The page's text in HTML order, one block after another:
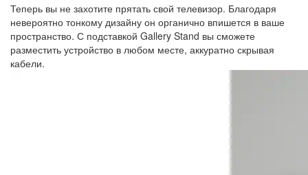
Теперь вы не захотите прятать свой телевизор. Благодаря
невероятно тонкому дизайну он органично впишется в ваше
пространство. С подставкой Gallery Stand вы сможете
разместить устройство в любом месте, аккуратно скрывая
кабели.